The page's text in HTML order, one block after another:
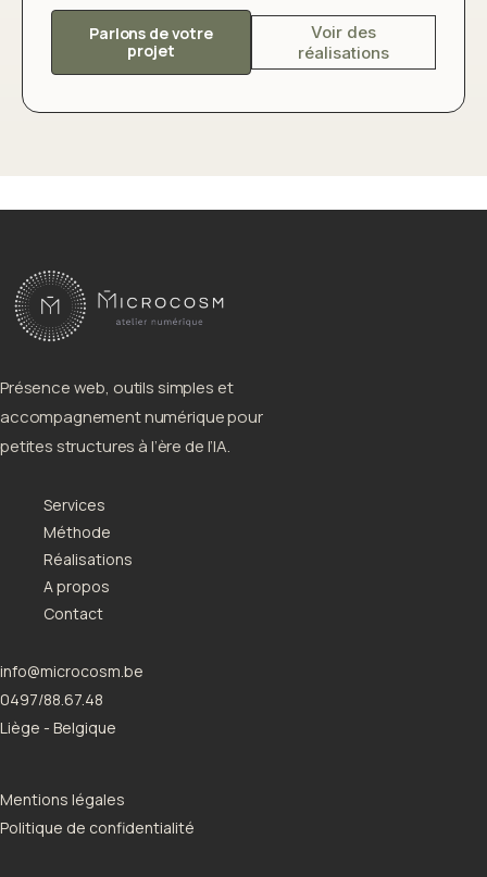
Parlons de votre
projet
Voir des
réalisations
Présence web, outils simples et
accompagnement numérique pour
petites structures à l’ère de l’IA.
Services
Méthode
Réalisations
A propos
Contact
info@microcosm.be
0497/88.67.48
Liège - Belgique
Mentions légales
Politique de confidentialité